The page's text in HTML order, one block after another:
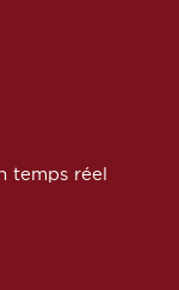
temps réel